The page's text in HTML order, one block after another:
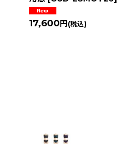
17,600 円 (税込)